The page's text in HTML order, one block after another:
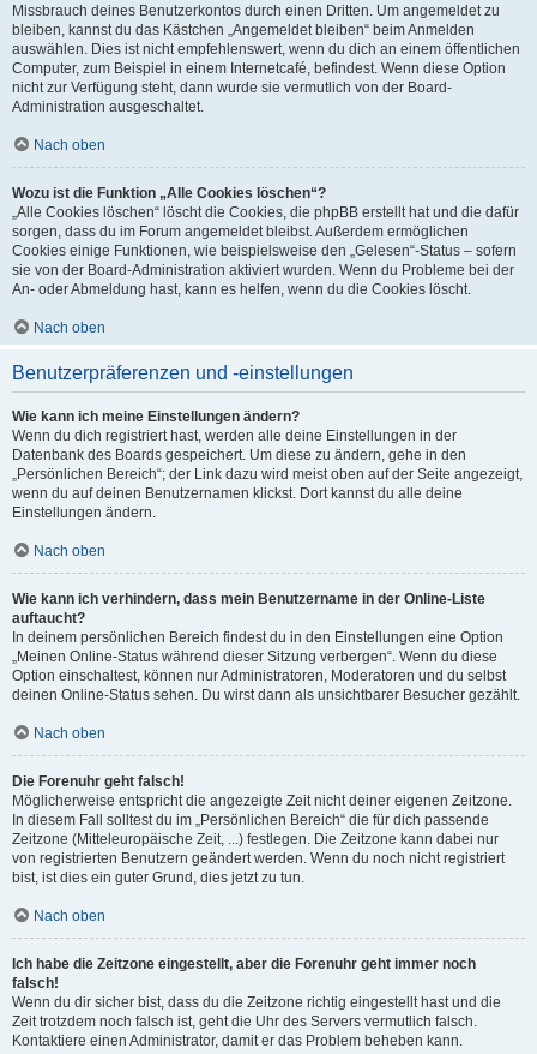
Missbrauch deines Benutzerkontos durch einen Dritten. Um angemeldet zu
bleiben, kannst du das Kästchen „Angemeldet bleiben“ beim Anmelden
auswählen. Dies ist nicht empfehlenswert, wenn du dich an einem öffentlichen
Computer, zum Beispiel in einem Internetcafé, befindest. Wenn diese Option
nicht zur Verfügung steht, dann wurde sie vermutlich von der Board-
Administration ausgeschaltet.
Nach oben
Wozu ist die Funktion „Alle Cookies löschen“?
„Alle Cookies löschen“ löscht die Cookies, die phpBB erstellt hat und die dafür
sorgen, dass du im Forum angemeldet bleibst. Außerdem ermöglichen
Cookies einige Funktionen, wie beispielsweise den „Gelesen“-Status – sofern
sie von der Board-Administration aktiviert wurden. Wenn du Probleme bei der
An- oder Abmeldung hast, kann es helfen, wenn du die Cookies löscht.
Nach oben
Benutzerpräferenzen und -einstellungen
Wie kann ich meine Einstellungen ändern?
Wenn du dich registriert hast, werden alle deine Einstellungen in der
Datenbank des Boards gespeichert. Um diese zu ändern, gehe in den
„Persönlichen Bereich“; der Link dazu wird meist oben auf der Seite angezeigt,
wenn du auf deinen Benutzernamen klickst. Dort kannst du alle deine
Einstellungen ändern.
Nach oben
Wie kann ich verhindern, dass mein Benutzername in der Online-Liste
auftaucht?
In deinem persönlichen Bereich findest du in den Einstellungen eine Option
„Meinen Online-Status während dieser Sitzung verbergen“. Wenn du diese
Option einschaltest, können nur Administratoren, Moderatoren und du selbst
deinen Online-Status sehen. Du wirst dann als unsichtbarer Besucher gezählt.
Nach oben
Die Forenuhr geht falsch!
Möglicherweise entspricht die angezeigte Zeit nicht deiner eigenen Zeitzone.
In diesem Fall solltest du im „Persönlichen Bereich“ die für dich passende
Zeitzone (Mitteleuropäische Zeit, ...) festlegen. Die Zeitzone kann dabei nur
von registrierten Benutzern geändert werden. Wenn du noch nicht registriert
bist, ist dies ein guter Grund, dies jetzt zu tun.
Nach oben
Ich habe die Zeitzone eingestellt, aber die Forenuhr geht immer noch
falsch!
Wenn du dir sicher bist, dass du die Zeitzone richtig eingestellt hast und die
Zeit trotzdem noch falsch ist, geht die Uhr des Servers vermutlich falsch.
Kontaktiere einen Administrator, damit er das Problem beheben kann.